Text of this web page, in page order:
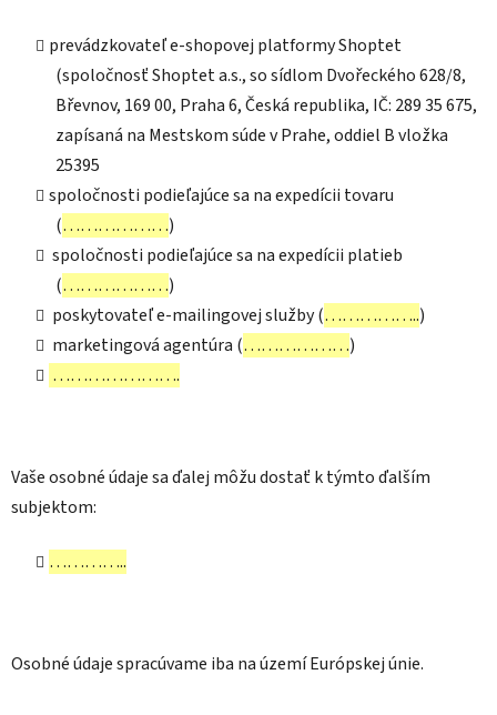
prevádzkovateľ e-shopovej platformy Shoptet
(spoločnosť Shoptet a.s., so sídlom Dvořeckého 628/8,
Břevnov, 169 00, Praha 6, Česká republika, IČ: 289 35 675,
zapísaná na Mestskom súde v Prahe, oddiel B vložka
25395
spoločnosti podieľajúce sa na expedícii tovaru
(………………)
spoločnosti podieľajúce sa na expedícii platieb
(………………)
poskytovateľ e-mailingovej služby (……………..)
marketingová agentúra (………………)
………………….
Vaše osobné údaje sa ďalej môžu dostať k týmto ďalším
subjektom:
…………..
Osobné údaje spracúvame iba na území Európskej únie.